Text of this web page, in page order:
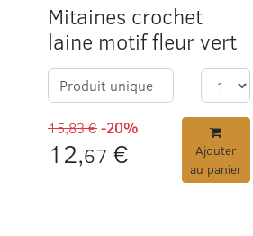
Mitaines crochet
laine motif fleur vert
Produit unique
15,83 €-20%
12,67 €
Ajouter
au panier